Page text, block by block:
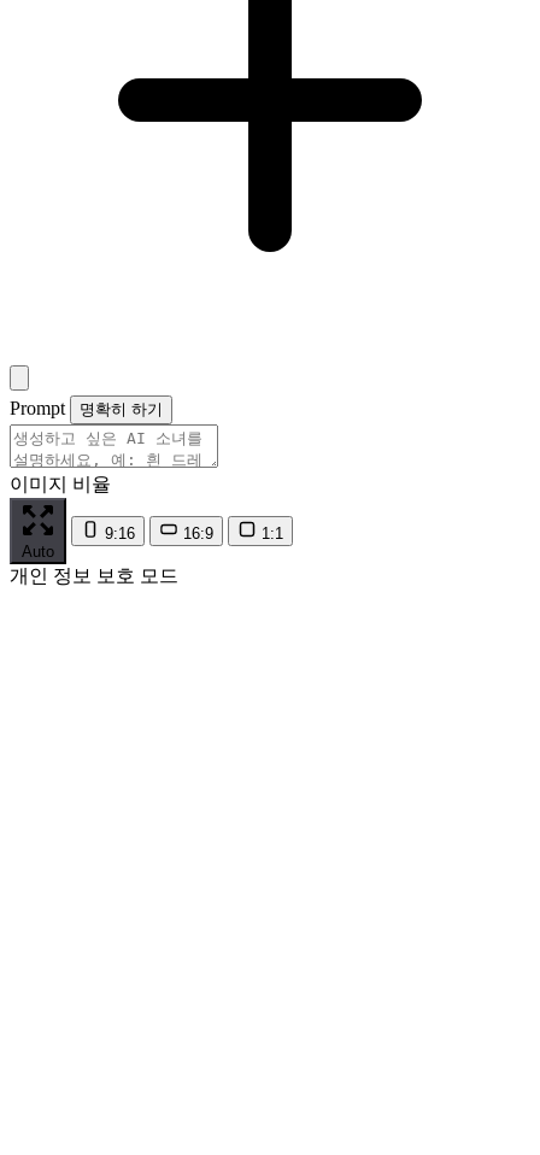
Prompt 명확히 하기
이미지 비율
Auto
9:16 16:9 1:1
개인 정보 보호 모드